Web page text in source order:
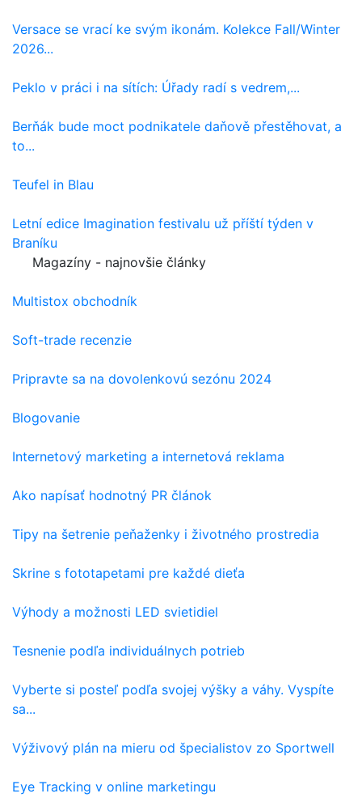
Versace se vrací ke svým ikonám. Kolekce Fall/Winter
2026...
Peklo v práci i na sítích: Úřady radí s vedrem,...
Berňák bude moct podnikatele daňově přestěhovat, a
to...
Teufel in Blau
Letní edice Imagination festivalu už příští týden v
Braníku
Magazíny - najnovšie články
Multistox obchodník
Soft-trade recenzie
Pripravte sa na dovolenkovú sezónu 2024
Blogovanie
Internetový marketing a internetová reklama
Ako napísať hodnotný PR článok
Tipy na šetrenie peňaženky i životného prostredia
Skrine s fototapetami pre každé dieťa
Výhody a možnosti LED svietidiel
Tesnenie podľa individuálnych potrieb
Vyberte si posteľ podľa svojej výšky a váhy. Vyspíte
sa...
Výživový plán na mieru od špecialistov zo Sportwell
Eye Tracking v online marketingu